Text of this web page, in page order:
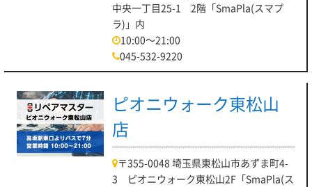
中央一丁目25-1 2階「SmaPla(スマプ
ラ)」内
10:00～21:00
045-532-9220
ピオニウォーク東松山
店
〒355-0048 埼玉県東松山市あずま町4-
3 ピオニウォーク東松山2F「SmaPla(ス